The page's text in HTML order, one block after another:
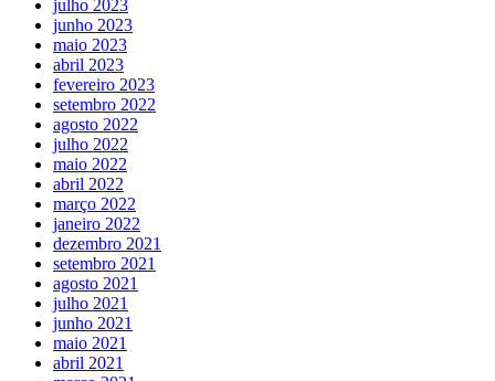
julho 2023
junho 2023
maio 2023
abril 2023
fevereiro 2023
setembro 2022
agosto 2022
julho 2022
maio 2022
abril 2022
março 2022
janeiro 2022
dezembro 2021
setembro 2021
agosto 2021
julho 2021
junho 2021
maio 2021
abril 2021